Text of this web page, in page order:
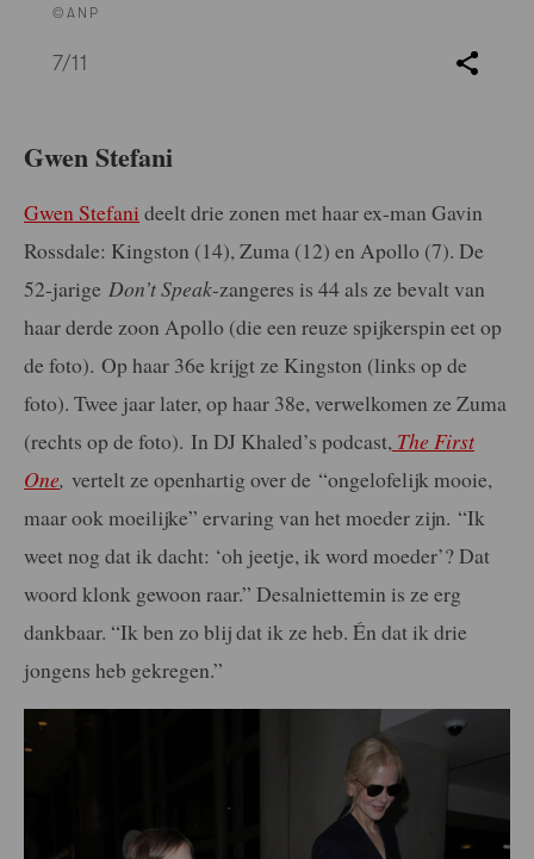
©ANP
7/11
Gwen Stefani
Gwen Stefani deelt drie zonen met haar ex-man Gavin
Rossdale: Kingston (14), Zuma (12) en Apollo (7). De
52-jarige Don’t Speak-zangeres is 44 als ze bevalt van
haar derde zoon Apollo (die een reuze spijkerspin eet op
de foto). Op haar 36e krijgt ze Kingston (links op de
foto). Twee jaar later, op haar 38e, verwelkomen ze Zuma
(rechts op de foto). In DJ Khaled’s podcast, The First
One, vertelt ze openhartig over de “ongelofelijk mooie,
maar ook moeilijke” ervaring van het moeder zijn. “Ik
weet nog dat ik dacht: ‘oh jeetje, ik word moeder’? Dat
woord klonk gewoon raar.” Desalniettemin is ze erg
dankbaar. “Ik ben zo blij dat ik ze heb. Én dat ik drie
jongens heb gekregen.”